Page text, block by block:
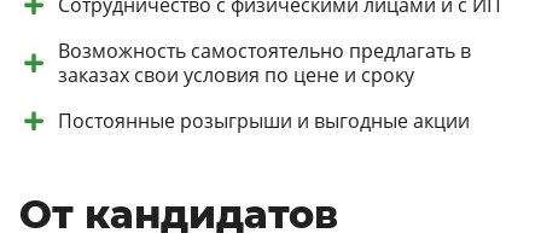
Возможность самостоятельно предлагать в
заказах свои условия по цене и сроку
Постоянные розыгрыши и выгодные акции
От кандидатов